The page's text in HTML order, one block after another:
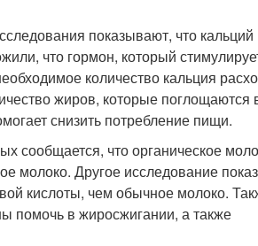
показывают, что кальций
что гормон, который
количество кальция
жиров, которые поглощаются
снизить потребление пищи.
сообщается, что органическое
молоко. Другое исследование
кислоты, чем обычное молоко.
помочь в жиросжигании, а также